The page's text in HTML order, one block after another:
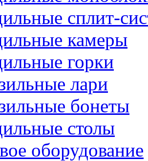
сплит-
камеры
горки
лари
бонеты
столы
оборудование